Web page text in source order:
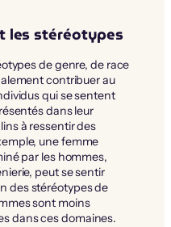
les stéréotypes
de genre, de race
contribuer au
qui se sentent
dans leur
à ressentir des
une femme
par les hommes,
peut se sentir
des stéréotypes de
sont moins
dans ces domaines.